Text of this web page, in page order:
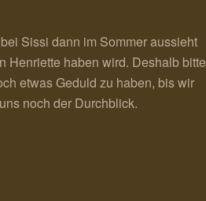
Sissi dann im Sommer aussieht
Henriette haben wird. Deshalb bitte
etwas Geduld zu haben, bis wir
noch der Durchblick.